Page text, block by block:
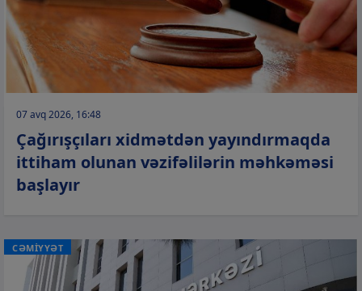
07 avq 2026, 16:48
Çağırışçıları xidmətdən yayındırmaqda
ittiham olunan vəzifəlilərin məhkəməsi
başlayır
CƏMİYYƏT